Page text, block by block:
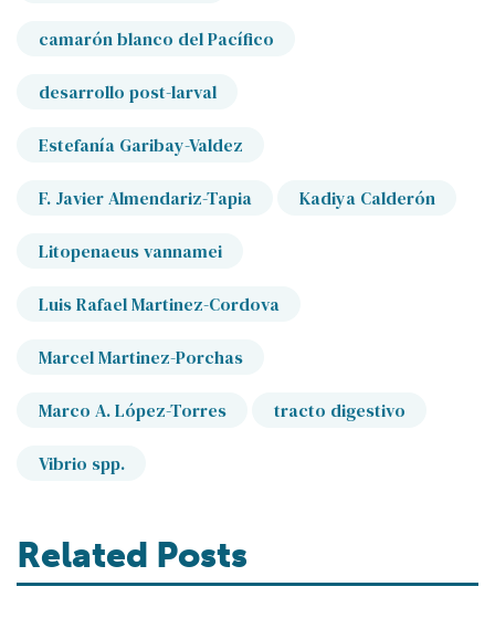
camarón blanco del Pacífico
desarrollo post-larval
Estefanía Garibay-Valdez
F. Javier Almendariz-Tapia Kadiya Calderón
Litopenaeus vannamei
Luis Rafael Martinez-Cordova
Marcel Martinez-Porchas
Marco A. López-Torres tracto digestivo
Vibrio spp.
Related Posts